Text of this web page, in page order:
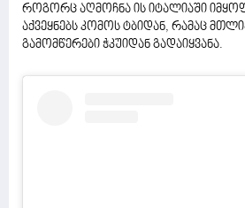
როგორც აღმოჩნა ის იტალიაში
აქვეყნებს კომოს ტბიდან, რამაც
გამომწერები ჭკუიდან გადაიყვანა.